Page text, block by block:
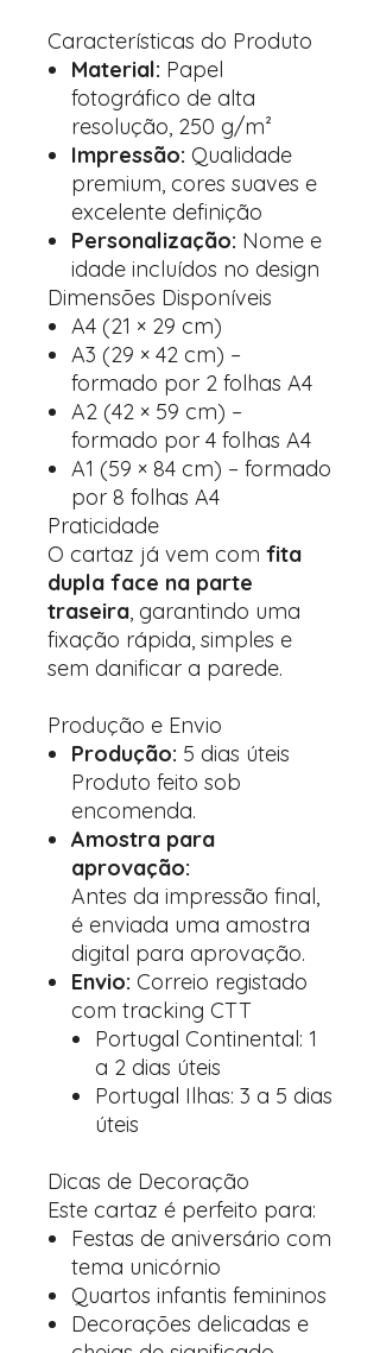
Características do Produto
Material: Papel
fotográfico de alta
resolução, 250 g/m²
Impressão: Qualidade
premium, cores suaves e
excelente definição
Personalização: Nome e
idade incluídos no design
Dimensões Disponíveis
A4 (21 × 29 cm)
A3 (29 × 42 cm) –
formado por 2 folhas A4
A2 (42 × 59 cm) –
formado por 4 folhas A4
A1 (59 × 84 cm) – formado
por 8 folhas A4
Praticidade
O cartaz já vem com fita
dupla face na parte
traseira, garantindo uma
fixação rápida, simples e
sem danificar a parede.
Produção e Envio
Produção: 5 dias úteis
Produto feito sob
encomenda.
Amostra para
aprovação:
Antes da impressão final,
é enviada uma amostra
digital para aprovação.
Envio: Correio registado
com tracking CTT
Portugal Continental: 1
a 2 dias úteis
Portugal Ilhas: 3 a 5 dias
úteis
Dicas de Decoração
Este cartaz é perfeito para:
Festas de aniversário com
tema unicórnio
Quartos infantis femininos
Decorações delicadas e